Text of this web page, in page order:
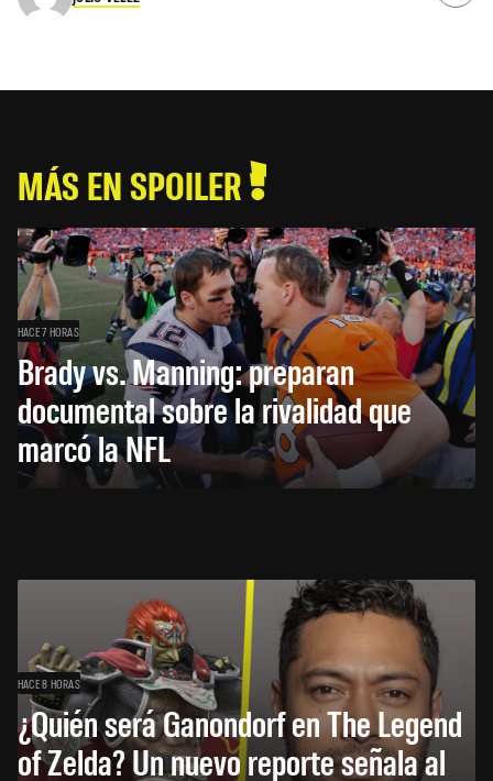
MÁS EN SPOILER
HACE 7 HORAS
Brady vs. Manning: preparan
documental sobre la rivalidad que
marcó la NFL
HACE 8 HORAS
¿Quién será Ganondorf en The Legend
of Zelda? Un nuevo reporte señala al